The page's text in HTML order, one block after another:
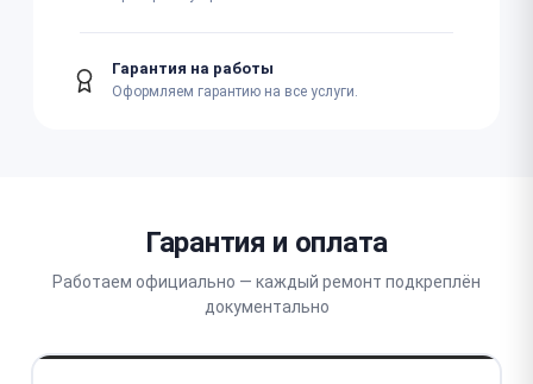
Гарантия на работы
Оформляем гарантию на все услуги.
Гарантия и оплата
Работаем официально — каждый ремонт подкреплён
документально